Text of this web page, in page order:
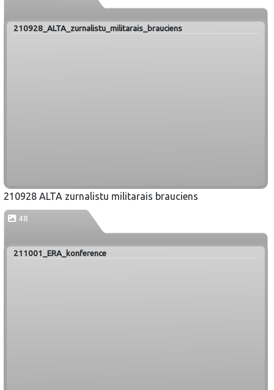
210928_ALTA_zurnalistu_militarais_brauciens
210928 ALTA zurnalistu militarais brauciens
48
211001_ERA_konference